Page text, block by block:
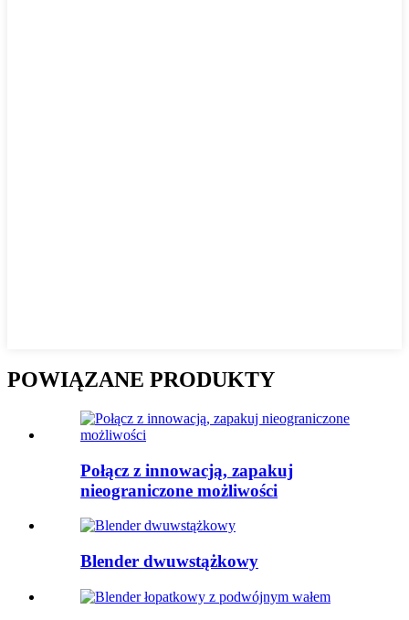
POWIĄZANE PRODUKTY
Połącz z innowacją, zapakuj
nieograniczone możliwości
Blender dwuwstążkowy